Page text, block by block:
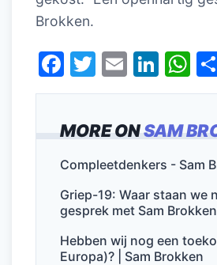
MORE ONSAM
Compleetdenkers - Sam
Griep-19: Waar staan we
gesprek met Sam Brokken
Hebben wij nog een
Europa)? | Sam Brokken
Brokken.
F
a
e
b
o
o
k
T
w
er
E
m
l
Li
n
e
dI
n
W
h
s
A
p
p